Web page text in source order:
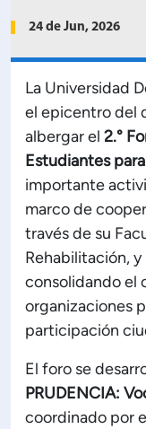
Capacitación
Estructura organizativa
Rector
Académica
Secretaría General
de Ciencia y
de Gestión
Publicaciones
24 de Jun, 2026
La Universidad
el epicentro del
albergar el 2.°
Estudiantes
importante
marco de
través de su
Rehabilitación,
consolidando el
organizaciones
participación
El foro se
PRUDENCIA:
coordinado por